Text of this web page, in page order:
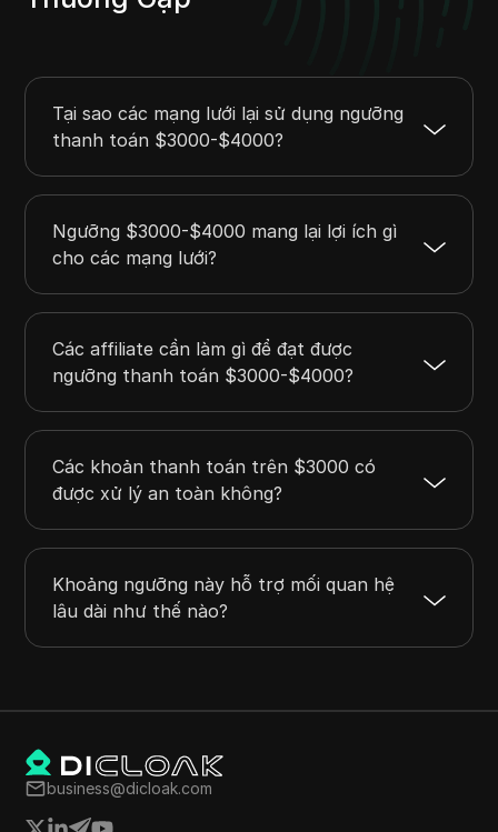
Tại sao các mạng lưới lại sử dụng ngưỡng
thanh toán $3000-$4000?
Ngưỡng $3000-$4000 mang lại lợi ích gì
cho các mạng lưới?
Các affiliate cần làm gì để đạt được
ngưỡng thanh toán $3000-$4000?
Các khoản thanh toán trên $3000 có
được xử lý an toàn không?
Khoảng ngưỡng này hỗ trợ mối quan hệ
lâu dài như thế nào?
business@dicloak.com